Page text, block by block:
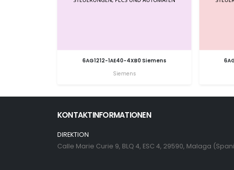
6AG1212-1AE40-4XB0 Siemens
Siemens
KONTAKTINFORMATIONEN
DIREKTION
Calle Marie Curie 9, BLQ 4, ESC 4, 29590, Malaga